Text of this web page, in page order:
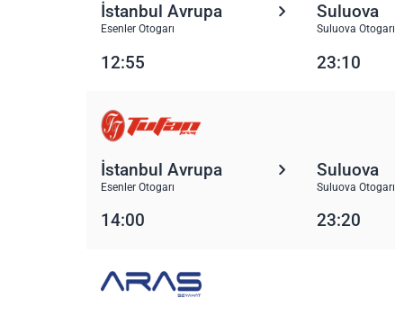
İstanbul Avrupa
Esenler Otogarı
Suluova
Suluova Otogarı
12:55 23:10
İstanbul Avrupa
Esenler Otogarı
Suluova
Suluova Otogarı
14:00 23:20